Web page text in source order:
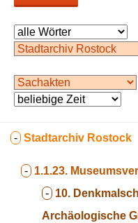
- Stadtarchiv Rostock
- 1.1.23.
- 10.
Archäologische